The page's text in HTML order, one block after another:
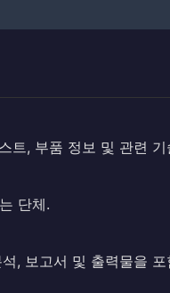
트, 부품 정보 및 관련 기
단체.
, 보고서 및 출력물을 포